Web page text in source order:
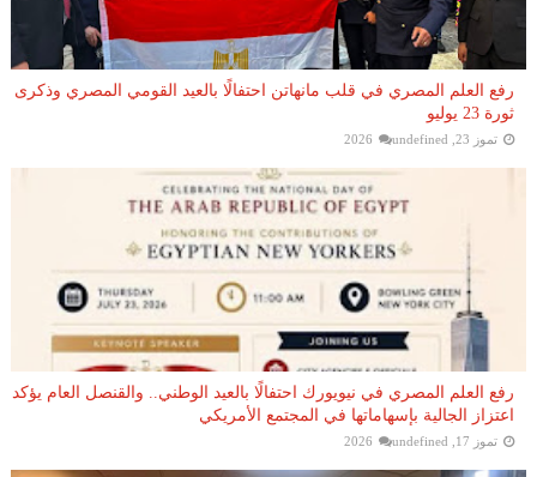
رفع العلم المصري في قلب مانهاتن احتفالًا بالعيد القومي المصري وذكرى
ثورة 23 يوليو
تموز 23, 2026 undefined
رفع العلم المصري في نيويورك احتفالًا بالعيد الوطني.. والقنصل العام يؤكد
اعتزاز الجالية بإسهاماتها في المجتمع الأمريكي
تموز 17, 2026 undefined